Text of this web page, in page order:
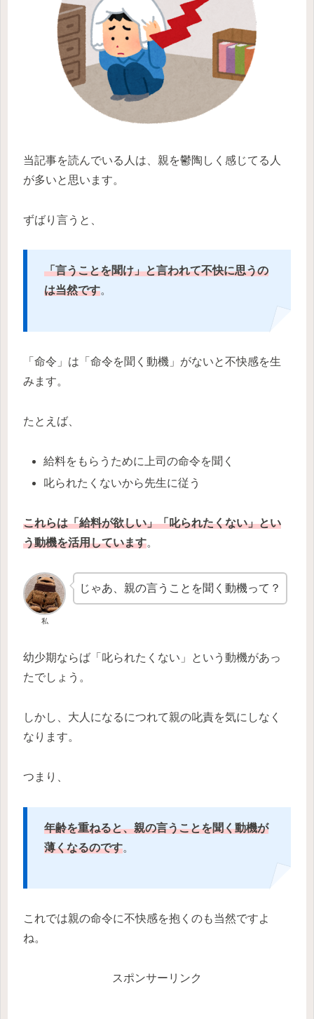
当記事を読んでいる人は、親を鬱陶しく感じてる人
が多いと思います。
ずばり言うと、
「言うことを聞け」と言われて不快に思うの
は当然です。
「命令」は「命令を聞く動機」がないと不快感を生
みます。
たとえば、
給料をもらうために上司の命令を聞く
叱られたくないから先生に従う
これらは「給料が欲しい」「叱られたくない」とい
う動機を活用しています。
私
じゃあ、親の言うことを聞く動機って？
幼少期ならば「叱られたくない」という動機があっ
たでしょう。
しかし、大人になるにつれて親の叱責を気にしなく
なります。
つまり、
年齢を重ねると、親の言うことを聞く動機が
薄くなるのです。
これでは親の命令に不快感を抱くのも当然ですよ
ね。
スポンサーリンク